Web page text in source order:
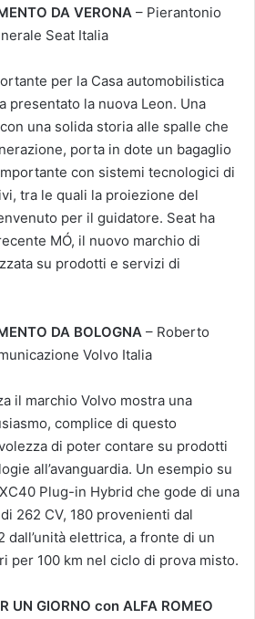
DA VERONA – Pierantonio
Seat Italia
per la Casa automobilistica
presentato la nuova Leon. Una
una solida storia alle spalle che
porta in dote un bagaglio
con sistemi tecnologici di
tra le quali la proiezione del
per il guidatore. Seat ha
MÓ, il nuovo marchio di
su prodotti e servizi di
DA BOLOGNA – Roberto
Volvo Italia
il marchio Volvo mostra una
complice di questo
di poter contare su prodotti
all’avanguardia. Un esempio su
Plug-in Hybrid che gode di una
262 CV, 180 provenienti dal
dall’unità elettrica, a fronte di un
per 100 km nel ciclo di prova misto.
UN GIORNO con ALFA ROMEO